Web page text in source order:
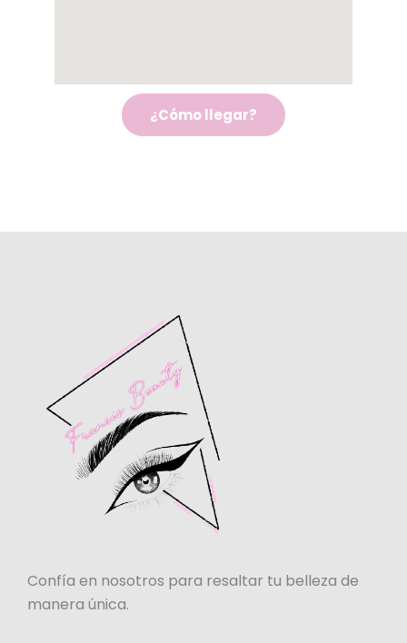
¿Cómo llegar?
Confía en nosotros para resaltar tu belleza de
manera única.